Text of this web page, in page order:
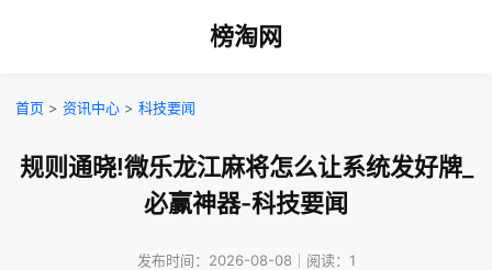
榜淘网
首页 > 资讯中心 > 科技要闻
规则通晓!微乐龙江麻将怎么让系统发好牌_
必赢神器-科技要闻
发布时间：2026-08-08｜阅读：1